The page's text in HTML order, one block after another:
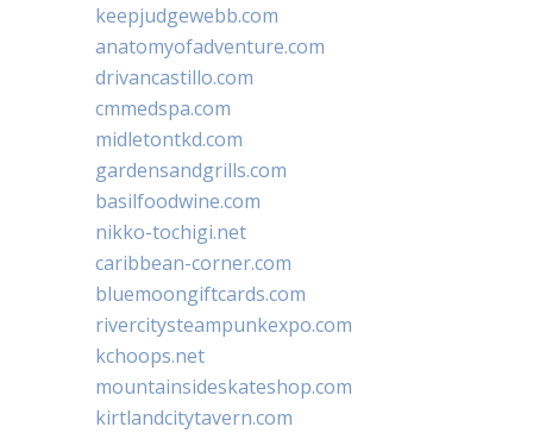
keepjudgewebb.com
anatomyofadventure.com
drivancastillo.com
cmmedspa.com
midletontkd.com
gardensandgrills.com
basilfoodwine.com
nikko-tochigi.net
caribbean-corner.com
bluemoongiftcards.com
rivercitysteampunkexpo.com
kchoops.net
mountainsideskateshop.com
kirtlandcitytavern.com